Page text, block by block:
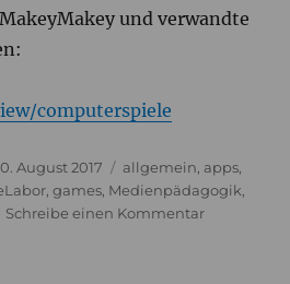
und verwandte
computerspiele
August 2017 Kategorien
allgemein apps
,games Medienpädagogik
Schreibe einen Kommentarzu